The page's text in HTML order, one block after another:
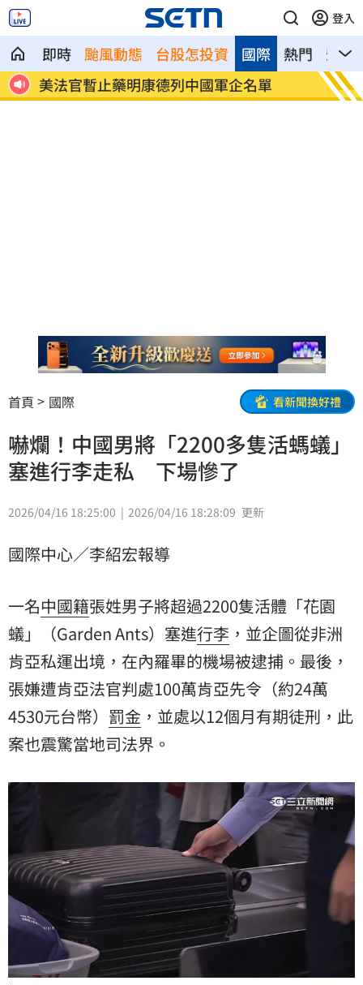
登入
即時 颱風動態 台股怎投資 熱門 影音
國際
翻
美法官暫止藥明康德列中國軍企名單
張趙
熟
首頁 國際 看新聞換好禮
嚇爛！中國男將「2200多隻活螞蟻」
塞進行李走私 下場慘了
2026/04/16 18:25:00 2026/04/16 18:28:09 更新
國際中心／李紹宏報導
一名中國籍張姓男子將超過2200隻活體「花園
蟻」（Garden Ants）塞進行李 ，並企圖從非洲
肯亞私運出境，在內羅畢的機場被逮捕。最後，
張嫌遭肯亞法官判處100萬肯亞先令（約24萬
4530元台幣） 罰金 ，並處以12個月有期徒刑，此
案也震驚當地司法界。